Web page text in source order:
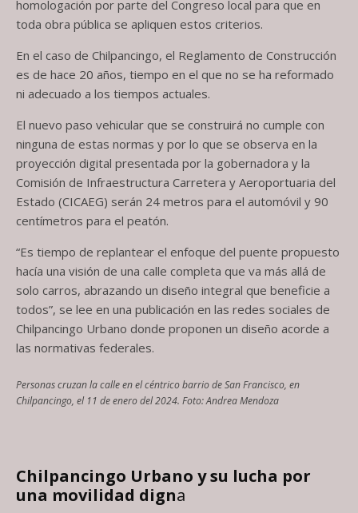
homologación por parte del Congreso local para que en
toda obra pública se apliquen estos criterios.
En el caso de Chilpancingo, el Reglamento de Construcción
es de hace 20 años, tiempo en el que no se ha reformado
ni adecuado a los tiempos actuales.
El nuevo paso vehicular que se construirá no cumple con
ninguna de estas normas y por lo que se observa en la
proyección digital presentada por la gobernadora y la
Comisión de Infraestructura Carretera y Aeroportuaria del
Estado (CICAEG) serán 24 metros para el automóvil y 90
centímetros para el peatón.
“Es tiempo de replantear el enfoque del puente propuesto
hacía una visión de una calle completa que va más allá de
solo carros, abrazando un diseño integral que beneficie a
todos”, se lee en una publicación en las redes sociales de
Chilpancingo Urbano donde proponen un diseño acorde a
las normativas federales.
Personas cruzan la calle en el céntrico barrio de San Francisco, en
Chilpancingo, el 11 de enero del 2024. Foto: Andrea Mendoza
Chilpancingo Urbano y su lucha por
una movilidad digna